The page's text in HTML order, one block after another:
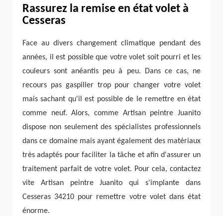
Rassurez la remise en état volet à
Cesseras
Face au divers changement climatique pendant des
années, il est possible que votre volet soit pourri et les
couleurs sont anéantis peu à peu. Dans ce cas, ne
recours pas gaspiller trop pour changer votre volet
mais sachant qu'il est possible de le remettre en état
comme neuf. Alors, comme Artisan peintre Juanito
dispose non seulement des spécialistes professionnels
dans ce domaine mais ayant également des matériaux
très adaptés pour faciliter la tâche et afin d'assurer un
traitement parfait de votre volet. Pour cela, contactez
vite Artisan peintre Juanito qui s'implante dans
Cesseras 34210 pour remettre votre volet dans état
énorme.